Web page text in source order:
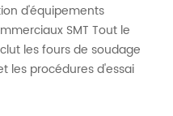
d'équipements
SMT Tout le
les fours de soudage
les procédures d'essai